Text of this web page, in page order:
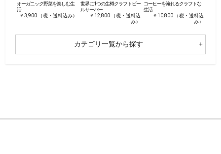
オーガニック野菜を楽しむ生
活
￥3,900 （税・送料込み）
世界に1つの生樽クラフトビー
ルサーバー
￥12,800 （税・送料込
み）
コーヒーを淹れるクラフトな
生活
￥10,800 （税・送料込
み）
カテゴリ一覧から探す